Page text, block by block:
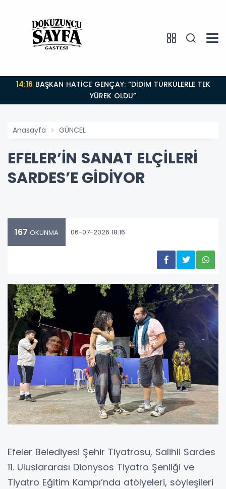
14:16
YÜREK OLDU”
Anasayfa GÜNCEL
EFELER’İN SANAT ELÇİLERİ
SARDES’E GİDİYOR
167 OKUNMA 06-07-2026 18:16
Efeler Belediyesi Şehir Tiyatrosu, Salihli Sardes
11. Uluslararası Dionysos Tiyatro Şenliği ve
Tiyatro Eğitim Kampı’nda atölyeleri, söyleşileri